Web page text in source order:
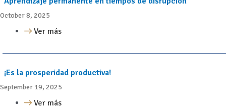
October 8, 2025
Ver más
¡Es la prosperidad productiva!
September 19, 2025
Ver más